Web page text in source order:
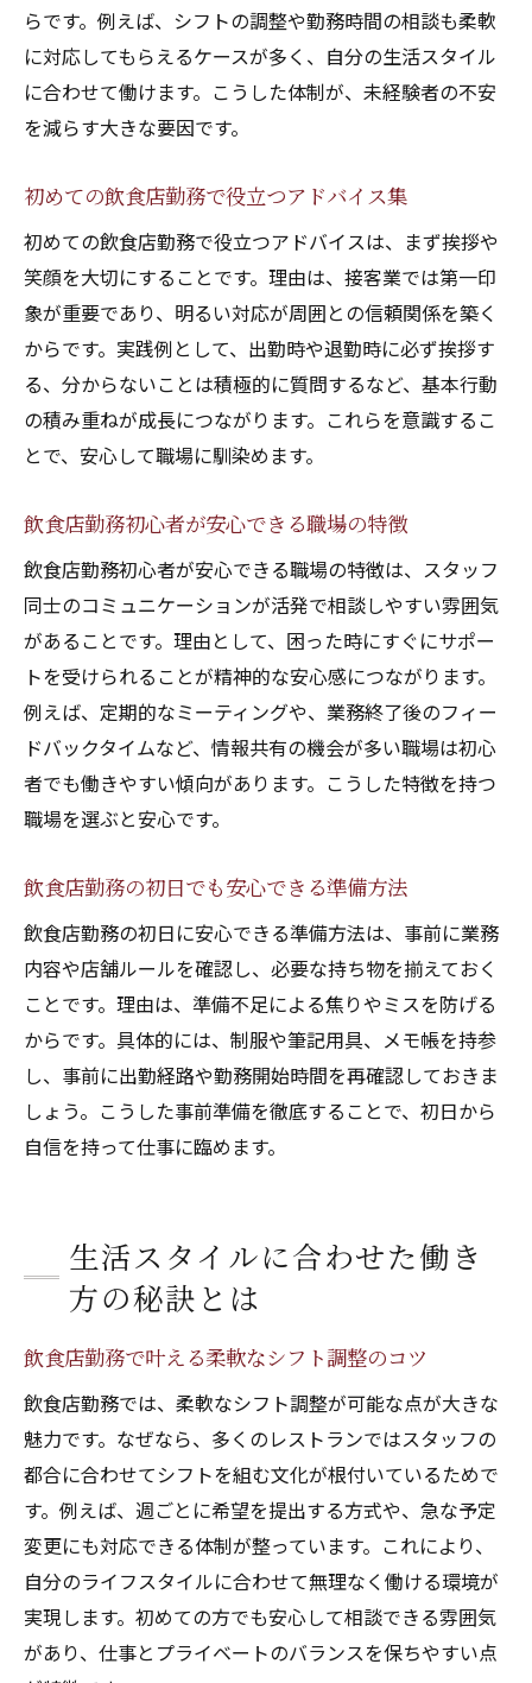
らです。例えば、シフトの調整や勤務時間の相談も柔軟
に対応してもらえるケースが多く、自分の生活スタイル
に合わせて働けます。こうした体制が、未経験者の不安
を減らす大きな要因です。
初めての飲食店勤務で役立つアドバイス集
初めての飲食店勤務で役立つアドバイスは、まず挨拶や
笑顔を大切にすることです。理由は、接客業では第一印
象が重要であり、明るい対応が周囲との信頼関係を築く
からです。実践例として、出勤時や退勤時に必ず挨拶す
る、分からないことは積極的に質問するなど、基本行動
の積み重ねが成長につながります。これらを意識するこ
とで、安心して職場に馴染めます。
飲食店勤務初心者が安心できる職場の特徴
飲食店勤務初心者が安心できる職場の特徴は、スタッフ
同士のコミュニケーションが活発で相談しやすい雰囲気
があることです。理由として、困った時にすぐにサポー
トを受けられることが精神的な安心感につながります。
例えば、定期的なミーティングや、業務終了後のフィー
ドバックタイムなど、情報共有の機会が多い職場は初心
者でも働きやすい傾向があります。こうした特徴を持つ
職場を選ぶと安心です。
飲食店勤務の初日でも安心できる準備方法
飲食店勤務の初日に安心できる準備方法は、事前に業務
内容や店舗ルールを確認し、必要な持ち物を揃えておく
ことです。理由は、準備不足による焦りやミスを防げる
からです。具体的には、制服や筆記用具、メモ帳を持参
し、事前に出勤経路や勤務開始時間を再確認しておきま
しょう。こうした事前準備を徹底することで、初日から
自信を持って仕事に臨めます。
生活スタイルに合わせた働き
方の秘訣とは
飲食店勤務で叶える柔軟なシフト調整のコツ
飲食店勤務では、柔軟なシフト調整が可能な点が大きな
魅力です。なぜなら、多くのレストランではスタッフの
都合に合わせてシフトを組む文化が根付いているためで
す。例えば、週ごとに希望を提出する方式や、急な予定
変更にも対応できる体制が整っています。これにより、
自分のライフスタイルに合わせて無理なく働ける環境が
実現します。初めての方でも安心して相談できる雰囲気
があり、仕事とプライベートのバランスを保ちやすい点